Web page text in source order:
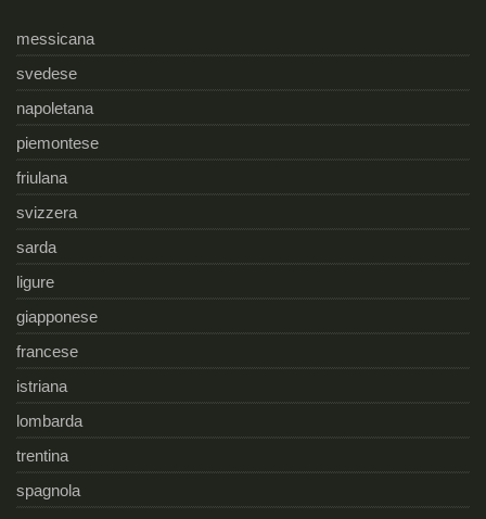
messicana
svedese
napoletana
piemontese
friulana
svizzera
sarda
ligure
giapponese
francese
istriana
lombarda
trentina
spagnola